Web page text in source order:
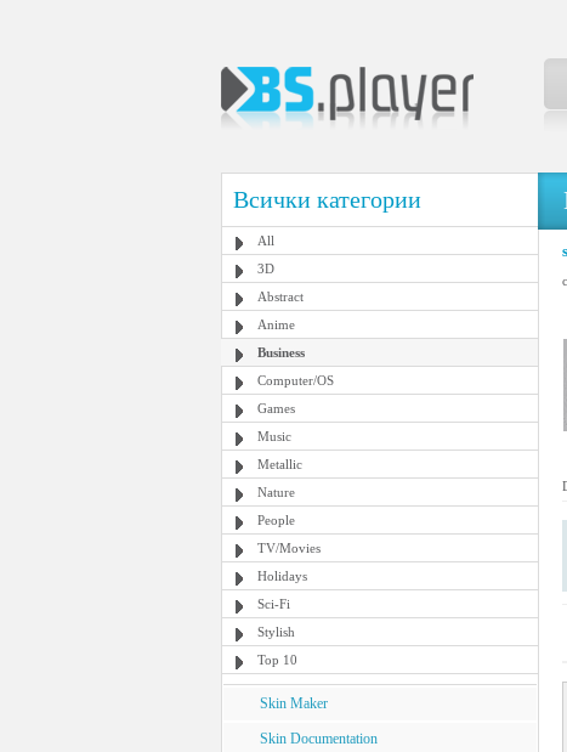
Всички категории
All
3D
Abstract
Anime
Business
Computer/OS
Games
Music
Metallic
Nature
People
TV/Movies
Holidays
Sci-Fi
Stylish
Top 10
Skin Maker
Skin Documentation